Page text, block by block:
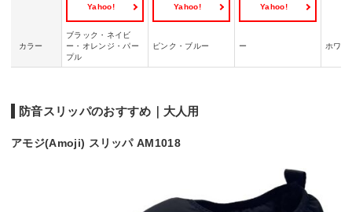
Yahoo! Yahoo! Yahoo!
カラー
ブラック・ネイビ
ー・オレンジ・パー
プル
ピンク・ブルー ー ホワイ
防音スリッパのおすすめ｜大人用
アモジ(Amoji) スリッパ AM1018